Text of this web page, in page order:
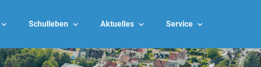
Schulleben Aktuelles Service